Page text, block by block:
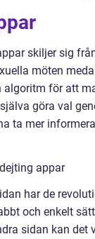
skiljer sig
möten
för att
göra val
ta mer
appar
har de
och enkelt
sidan kan det